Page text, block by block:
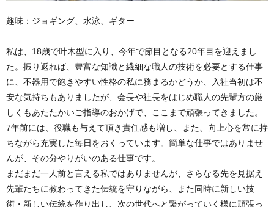
趣味：ジョギング、水泳、ギター
私は、18歳で叶木型に入り、今年で節目となる20年目を迎えまし
た。振り返れば、豊富な知識と繊細な職人の技術を必要とする仕事
に、不器用で飽きやすい性格の私に務まるかどうか、入社当初は不
安な気持ちもありましたが、会長や社長をはじめ職人の先輩方の厳
しくもあたたかいご指導のおかげで、ここまで頑張ってきました。
7年前には、役職も与えて頂き責任感も増し、また、向上心を常に持
ちながら充実した毎日をおくっています。簡単な仕事ではありませ
んが、その分やりがいのある仕事です。
まだまだ一人前と言える私ではありませんが、さらなる先を見据え
先輩たちに教わってきた伝統を守りながら、また同時に新しい技
術・新しい伝統を作り出し、次の世代へと繋がっていく様に頑張っ